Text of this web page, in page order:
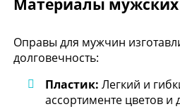
Материалы мужских
Оправы для мужчин
долговечность:
Пластик: Легкий и
ассортименте цветов и